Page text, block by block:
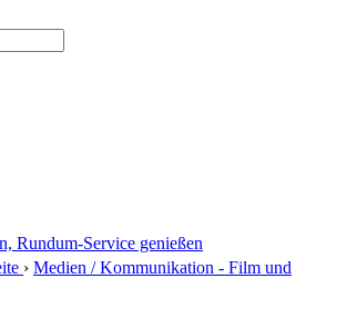
Rundum-Service genießen
› Medien / Kommunikation - Film und